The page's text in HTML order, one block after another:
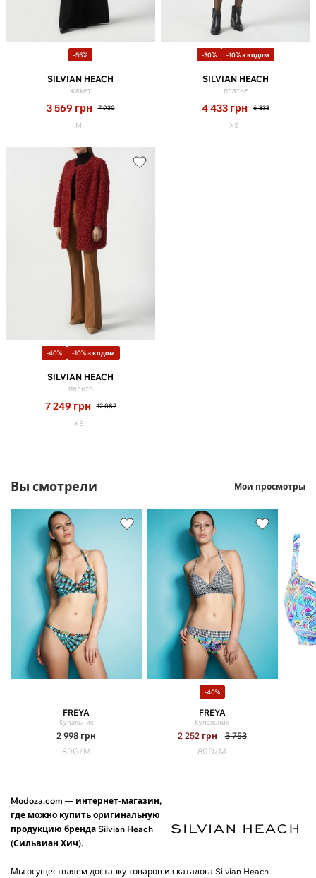
-55%
SILVIAN HEACH
жакет
3 569 грн 7 930
M
-30% -10% з кодом
SILVIAN HEACH
платье
4 433 грн 6 333
XS
-40% -10% з кодом
SILVIAN HEACH
пальто
7 249 грн 12 082
XS
Вы смотрели Мои просмотры
FREYA
Купальник
2 998 грн
80G/M
-40%
FREYA
Купальник
2 252 грн
3 753
80D/M
Modoza.com — интернет-магазин,
где можно купить оригинальную
продукцию бренда Silvian Heach
(Сильвиан Хич).
Мы осуществляем доставку товаров из каталога Silvian Heach